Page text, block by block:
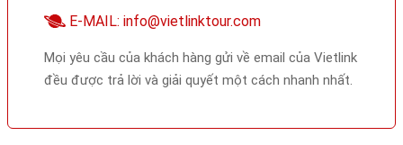
Mọi yêu cầu của khách hàng gửi về email của Vietlink